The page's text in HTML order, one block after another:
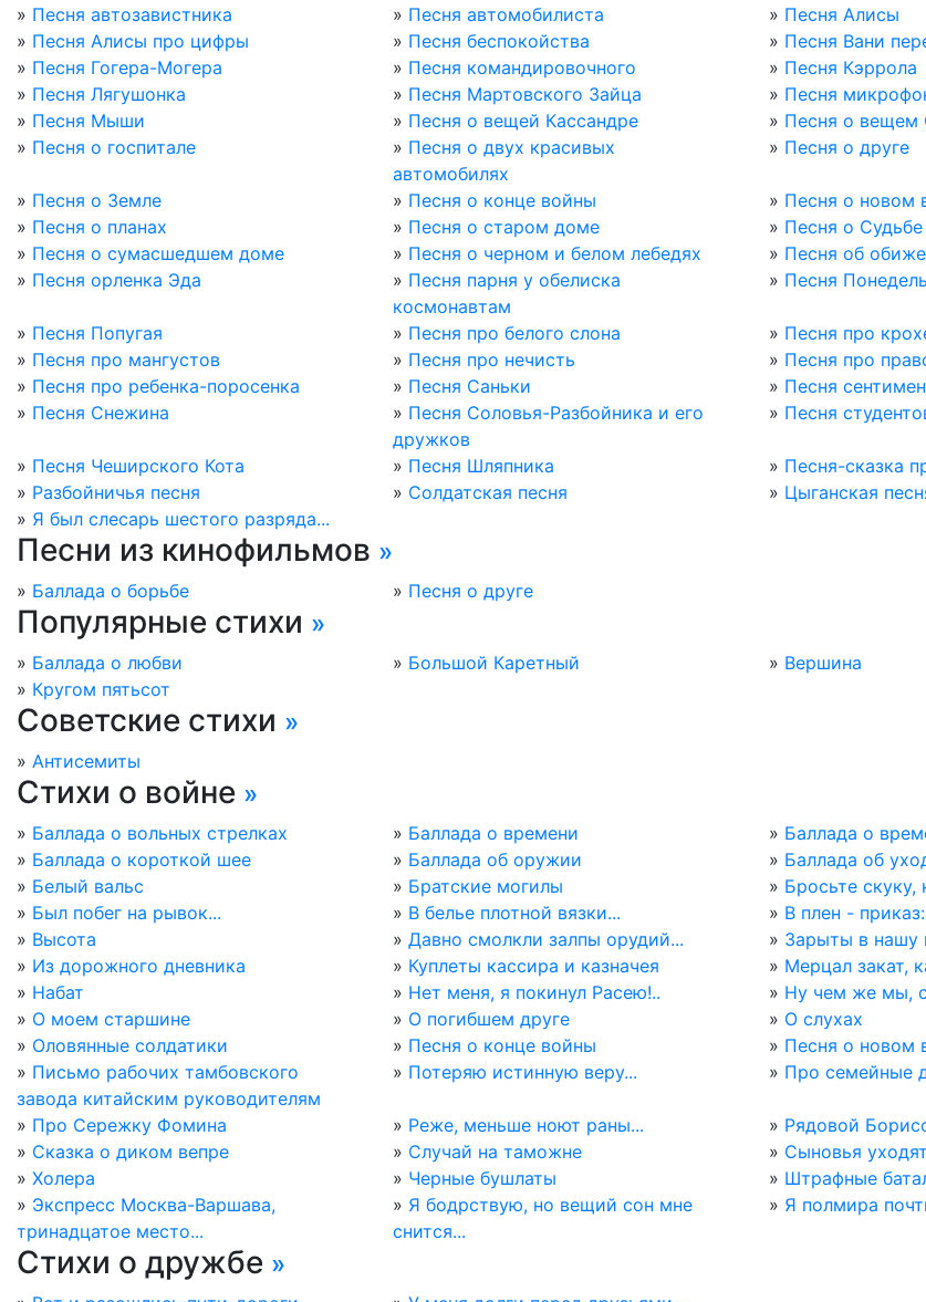
» Песня автозавистника » Песня автомобилиста » Песня Алисы
» Песня Алисы про цифры » Песня беспокойства » Песня Вани
» Песня Гогера-Могера » Песня командировочного » Песня Кэррола
» Песня Лягушонка » Песня Мартовского Зайца » Песня
» Песня Мыши » Песня о вещей Кассандре » Песня о вещем
» Песня о госпитале » Песня о двух красивых
автомобилях
» Песня о друге
» Песня о Земле » Песня о конце войны » Песня о новом
» Песня о планах » Песня о старом доме » Песня о Судьбе
» Песня о сумасшедшем доме » Песня о черном и белом лебедях » Песня об
» Песня орленка Эда » Песня парня у обелиска
космонавтам
» Песня
» Песня Попугая » Песня про белого слона » Песня про
» Песня про мангустов » Песня про нечисть » Песня про
» Песня про ребенка-поросенка » Песня Саньки » Песня
» Песня Снежина » Песня Соловья-Разбойника и его
дружков
» Песня
» Песня Чеширского Кота » Песня Шляпника » Песня-сказка
» Разбойничья песня » Солдатская песня » Цыганская
» Я был слесарь шестого разряда...
Песни из кинофильмов »
» Баллада о борьбе » Песня о друге
Популярные стихи »
» Баллада о любви » Большой Каретный » Вершина
» Кругом пятьсот
Советские стихи »
» Антисемиты
Стихи о войне »
» Баллада о вольных стрелках » Баллада о времени » Баллада о
» Баллада о короткой шее » Баллада об оружии » Баллада об
» Белый вальс » Братские могилы » Бросьте скуку,
» Был побег на рывок... » В белье плотной вязки... » В плен -
» Высота » Давно смолкли залпы орудий... » Зарыты в нашу
» Из дорожного дневника » Куплеты кассира и казначея » Мерцал закат,
» Набат » Нет меня, я покинул Расею!.. » Ну чем же мы,
» О моем старшине » О погибшем друге » О слухах
» Оловянные солдатики » Песня о конце войны » Песня о новом
» Письмо рабочих тамбовского
завода китайским руководителям
» Потеряю истинную веру... » Про семейные
» Про Сережку Фомина » Реже, меньше ноют раны... » Рядовой
» Сказка о диком вепре » Случай на таможне » Сыновья
» Холера » Черные бушлаты » Штрафные
» Экспресс Москва-Варшава,
тринадцатое место...
» Я бодрствую, но вещий сон мне
снится...
» Я полмира
Стихи о дружбе »